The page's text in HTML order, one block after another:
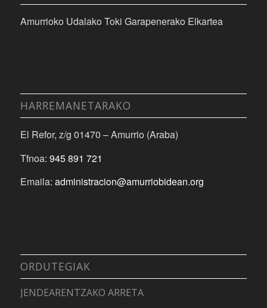
Amurrioko Udalako Toki Garapenerako Elkartea
HARREMANETARAKO
El Refor, z/g 01470 – Amurrio (Araba)
Tfnoa: 945 891 721
Emaila: administracion@amurriobidean.org
ORDUTEGIAK
JENDEARENTZAKO ARRETA